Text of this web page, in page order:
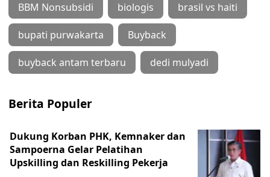
BBM Nonsubsidi biologis brasil vs haiti
bupati purwakarta Buyback
buyback antam terbaru dedi mulyadi
Berita Populer
Dukung Korban PHK, Kemnaker dan
Sampoerna Gelar Pelatihan
Upskilling dan Reskilling Pekerja